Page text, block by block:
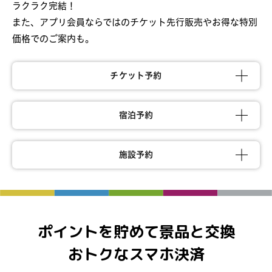
ラクラク完結！
また、アプリ会員ならではのチケット先行販売やお得な特別
価格でのご案内も。
チケット予約
宿泊予約
施設予約
ポイントを貯めて景品と交換
おトクなスマホ決済